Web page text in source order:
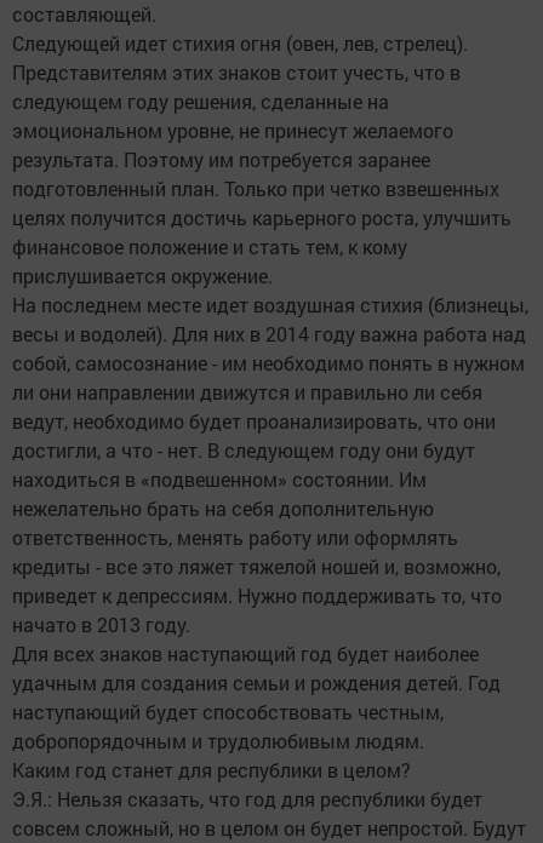
составляющей.
Следующей идет стихия огня (овен, лев, стрелец).
Представителям этих знаков стоит учесть, что в
следующем году решения, сделанные на
эмоциональном уровне, не принесут желаемого
результата. Поэтому им потребуется заранее
подготовленный план. Только при четко взвешенных
целях получится достичь карьерного роста, улучшить
финансовое положение и стать тем, к кому
прислушивается окружение.
На последнем месте идет воздушная стихия (близнецы,
весы и водолей). Для них в 2014 году важна работа над
собой, самосознание - им необходимо понять в нужном
ли они направлении движутся и правильно ли себя
ведут, необходимо будет проанализировать, что они
достигли, а что - нет. В следующем году они будут
находиться в «подвешенном» состоянии. Им
нежелательно брать на себя дополнительную
ответственность, менять работу или оформлять
кредиты - все это ляжет тяжелой ношей и, возможно,
приведет к депрессиям. Нужно поддерживать то, что
начато в 2013 году.
Для всех знаков наступающий год будет наиболее
удачным для создания семьи и рождения детей. Год
наступающий будет способствовать честным,
добропорядочным и трудолюбивым людям.
Каким год станет для республики в целом?
Э.Я.: Нельзя сказать, что год для республики будет
совсем сложный, но в целом он будет непростой. Будут